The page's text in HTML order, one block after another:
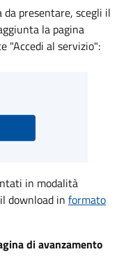
presentare, scegli il
la pagina
"Accedi al servizio":
in modalità
download in formato
di avanzamento